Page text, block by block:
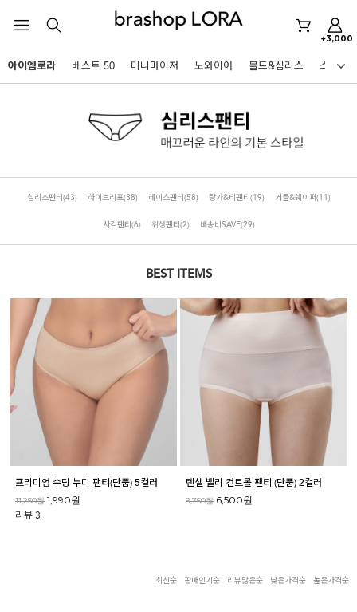
+3,000
르미스떼르
아이엠로라
스포츠브라
노와이어
미니마이저
아이엠로라
르미스떼르
BEST
파르페 고사드
아이엠로라 베스트 50 미니마이저 노와이어 몰드&심리스 스포츠
심리스팬티 (43) 하이브리프(38) 레이스팬티 (58) 탕가&티팬티 (19) 거들&쉐이퍼(11)
사각팬티 (6) 위생팬티 (2) 배송비SAVE(29)
BEST ITEMS
프리미엄 수딩 누디 팬티(단품) 5컬러
11,250원 1,990원
리뷰 3
텐셀 벨리 컨트롤 팬티 (단품) 2컬러
9,750원 6,500원
최신순 판매인기순 리뷰많은순 낮은가격순 높은가격순